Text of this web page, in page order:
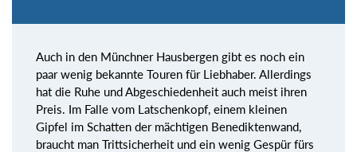
Auch in den Münchner Hausbergen gibt es noch ein
paar wenig bekannte Touren für Liebhaber. Allerdings
hat die Ruhe und Abgeschiedenheit auch meist ihren
Preis. Im Falle vom Latschenkopf, einem kleinen
Gipfel im Schatten der mächtigen Benediktenwand,
braucht man Trittsicherheit und ein wenig Gespür fürs